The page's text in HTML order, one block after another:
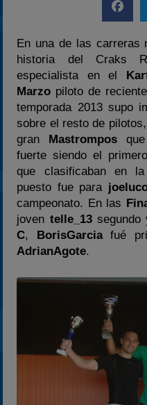
En una de las carreras
historia del Craks
especialista en el
Marzo piloto de
temporada 2013 supo
sobre el resto de
gran Mastrompos
fuerte siendo el
que clasificaban en
puesto fue para
campeonato. En las
joven telle_13segundo
C, BorisGarciafué
AdrianAgote.